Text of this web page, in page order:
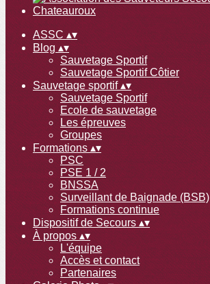
ASSC ▴▾
Blog ▴▾
Sauvetage Sportif
Sauvetage Sportif Côtier
Sauvetage sportif▴▾
Sauvetage Sportif
Ecole de sauvetage
Les épreuves
Groupes
Formations ▴▾
PSC
PSE 1 / 2
BNSSA
Surveillant de Baignade (BSB)
Formations continue
Dispositif de Secours ▴▾
À propos ▴▾
L'équipe
Accès et contact
Partenaires